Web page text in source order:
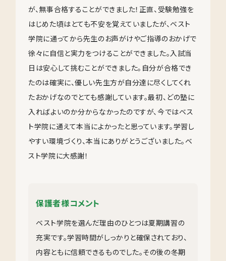
が、無事合格することができました！正直、受験勉強を
はじめた頃はとても不安を覚えていましたが、ベスト
学院に通ってから先生のお声がけやご指導のおかげで
徐々に自信と実力をつけることができました。入試当
日は安心して挑むことができました。自分が合格でき
たのは確実に、優しい先生方が自分達に尽くしてくれ
たおかげなのでとても感謝しています。最初、どの塾に
入ればよいのか分からなかったのですが、今ではベス
ト学院に通えて本当によかったと思っています。学習し
やすい環境づくり、本当にありがとうございました。ベ
スト学院に大感謝！
保護者様コメント
ベスト学院を選んだ理由のひとつは夏期講習の
充実です。学習時間がしっかりと確保されており、
内容ともに信頼できるものでした。その後の冬期